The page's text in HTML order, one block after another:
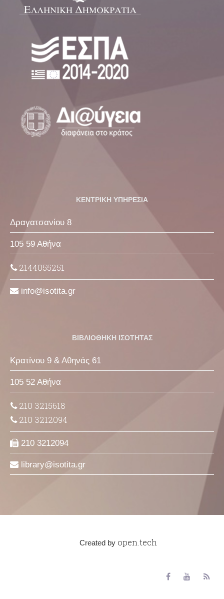
ΚΕΝΤΡΙΚΗ ΥΠΗΡΕΣΙΑ
Δραγατσανίου 8
105 59 Αθήνα
2144055251
info isotita gr
ΒΙΒΛΙΟΘΗΚΗ ΙΣΟΤΗΤΑΣ
Κρατίνου 9 & Αθηνάς 61
105 52 Αθήνα
210 3215618
210 3212094
210 3212094
library isotita gr
Created by open.tech